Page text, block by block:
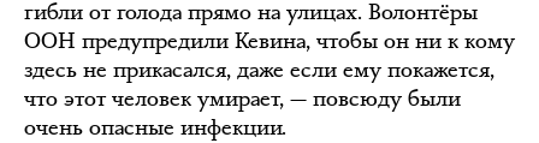
гибли от голода прямо на улицах. Волонтёры
ООН предупредили Кевина, чтобы он ни к кому
здесь не прикасался, даже если ему покажется,
что этот человек умирает, — повсюду были
очень опасные инфекции.